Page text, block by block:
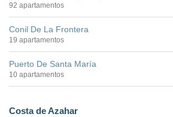
92 apartamentos
Conil De La Frontera
19 apartamentos
Puerto De Santa María
10 apartamentos
Costa de Azahar